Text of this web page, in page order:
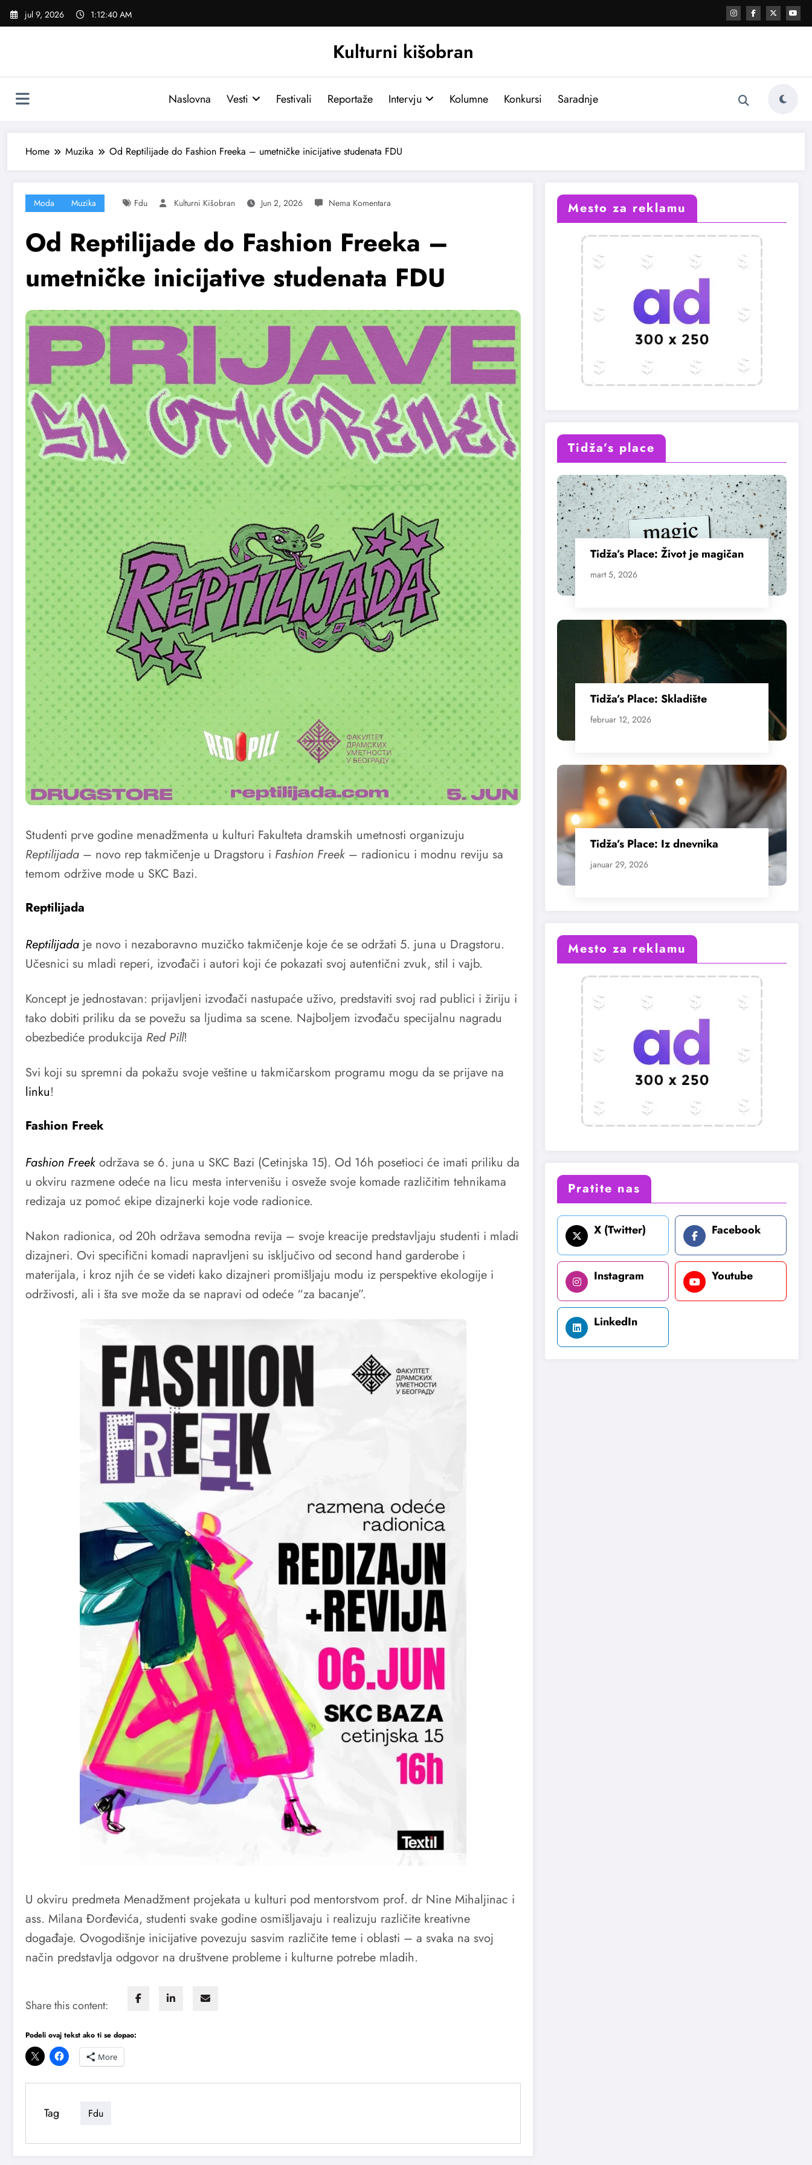
Skoči
jul 9, 2026 1:12:41 AM
Kulturni kišobran
Naslovna Vesti Festivali Reportaže Intervju Kolumne Konkursi Saradnje
Home Muzika Od Reptilijade do Fashion Freeka – umetničke inicijative studenata FDU
Moda Muzika Fdu Kulturni Kišobran Jun 2, 2026
Od Reptilijade do Fashion Freeka –
umetničke inicijative studenata FDU
Studenti prve godine menadžmenta u kulturi Fakulteta dramskih umetnosti organizuju
Reptilijada – novo rep takmičenje u Dragstoru i Fashion Freek – radionicu i modnu reviju sa
temom održive mode u SKC Bazi.
Reptilijada
Reptilijada je novo i nezaboravno muzičko takmičenje koje će se održati 5. juna u Dragstoru.
Učesnici su mladi reperi, izvođači i autori koji će pokazati svoj autentični zvuk, stil i vajb.
Koncept je jednostavan: prijavljeni izvođači nastupaće uživo, predstaviti svoj rad publici i žiriju i
tako dobiti priliku da se povežu sa ljudima sa scene. Najboljem izvođaču specijalnu nagradu
obezbediće produkcija Red Pill!
Svi koji su spremni da pokažu svoje veštine u takmičarskom programu mogu da se prijave na
linku!
Fashion Freek
Fashion Freek održava se 6. juna u SKC Bazi (Cetinjska 15). Od 16h posetioci će imati priliku da
u okviru razmene odeće na licu mesta intervenišu i osveže svoje komade različitim tehnikama
redizaja uz pomoć ekipe dizajnerki koje vode radionice.
Nakon radionica, od 20h održava semodna revija – svoje kreacije predstavljaju studenti i mladi
dizajneri. Ovi specifični komadi napravljeni su isključivo od second hand garderobe i
materijala, i kroz njih će se videti kako dizajneri promišljaju modu iz perspektive ekologije i
održivosti, ali i šta sve može da se napravi od odeće “za bacanje”.
U okviru predmeta Menadžment projekata u kulturi pod mentorstvom prof. dr Nine Mihaljinac i
ass. Milana Đorđevića, studenti svake godine osmišljavaju i realizuju različite kreativne
događaje. Ovogodišnje inicijative povezuju sasvim različite teme i oblasti – a svaka na svoj
način predstavlja odgovor na društvene probleme i kulturne potrebe mladih.
Share this content:
Podeli ovaj tekst ako ti se dopao:
More
Tag Fdu
Mesto za reklamu
Tidža’s place
Tidža’s Place: Život je magičan
mart 5, 2026
Tidža’s Place: Skladište
februar 12, 2026
Tidža’s Place: Iz dnevnika
januar 29, 2026
Mesto za reklamu
Pratite nas
X (Twitter) Facebook
Instagram Youtube
LinkedIn